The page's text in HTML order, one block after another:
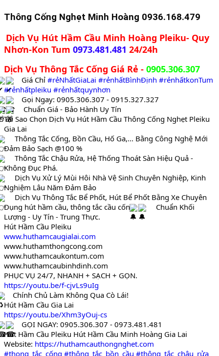
Thông Cống Nghẹt Minh Hoàng 0936.168.479
Dịch Vụ Hút Hầm Cầu Minh Hoàng Pleiku- Quy
Nhơn-Kon Tum 0973.481.481 24/24h
Dịch Vụ Thông Tắc Cống Giá Rẻ - 0905.306.307
Giá Chỉ #rẻNhấtGiaLai #rẻnhấtBìnhĐịnh #rẻnhấtkonTum
#rẻnhấtpleiku #rẻnhấtquynhơn
Gọi Ngay: 0905.306.307 - 0915.327.327
Chuẩn Giá - Bảo Hành Uy Tín
Tại Sao Chọn Dịch Vụ Hút Hầm Cầu Thông Cống Nghẹt Pleiku
Gia Lai
Thông Tắc Cống, Bồn Cầu, Hố Ga,... Bằng Công Nghệ Mới
Đảm Bảo Sạch @100 %
Thông Tắc Chậu Rửa, Hệ Thống Thoát Sàn Hiệu Quả -
Không Đục Phá.
Dịch Vụ Xử Lý Mùi Hôi Nhà Vệ Sinh Chuyên Nghiệp, Kinh
Nghiệm Lâu Năm Đảm Bảo
Dịch Vụ Thông Tắc Bể Phốt, Hút Bể Phốt Bằng Xe Chuyên
Dụng hút hầm cầu, thông tắc cầu cống
Chuẩn Khối
Lượng - Uy Tín - Trung Thực.
Hút Hầm Cầu Pleiku
www.huthamcaugialai.com
www.huthamthongcong.com
www.huthamcaukontum.com
www.huthamcaubinhdinh.com
PHỤC VỤ 24/7, NHANH + SẠCH + GỌN.
https://youtu.be/f-cjvLs9uIg
Chính Chủ Làm Không Qua Cò Lái!
Hút Hầm Cầu Gia Lai
https://youtu.be/Xhm3yOuj-cs
GỌI NGAY: 0905.306.307 - 0973.481.481
Hút Hầm Cầu Pleiku Hút Hầm Cầu Minh Hoàng Gia Lai
Website: https://huthamcauthongnghet.com
#thong_tắc_cống #thông_tắc_bồn_cầu #thông_tắc_chậu_rửa